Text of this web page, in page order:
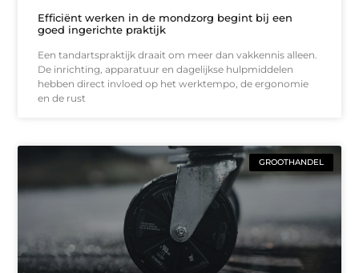
Efficiënt werken in de mondzorg begint bij een
goed ingerichte praktijk
Een tandartspraktijk draait om meer dan vakkennis alleen.
De inrichting, apparatuur en dagelijkse hulpmiddelen
hebben direct invloed op het werktempo, de ergonomie
en de rust
GROOTHANDEL